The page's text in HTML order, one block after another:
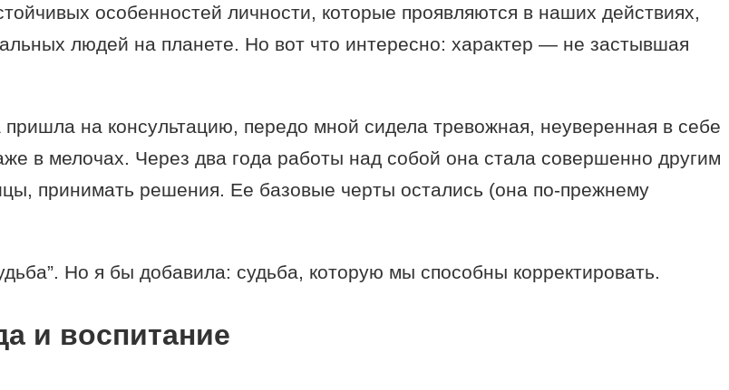
особенностей личности, которые проявляются в наших действиях,
людей на планете. Но вот что интересно: характер — не застывшая
на консультацию, передо мной сидела тревожная, неуверенная в себе
в мелочах. Через два года работы над собой она стала совершенно другим
принимать решения. Ее базовые черты остались (она по-прежнему
Но я бы добавила: судьба, которую мы способны корректировать.
и воспитание